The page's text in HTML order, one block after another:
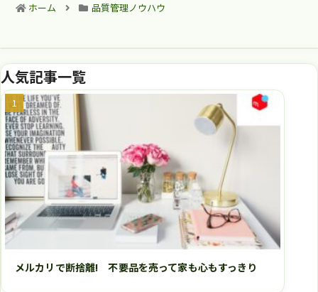
ホーム 品質管理ノウハウ
人気記事一覧
メルカリで断捨離! 不要品を売って家も心もすっきり